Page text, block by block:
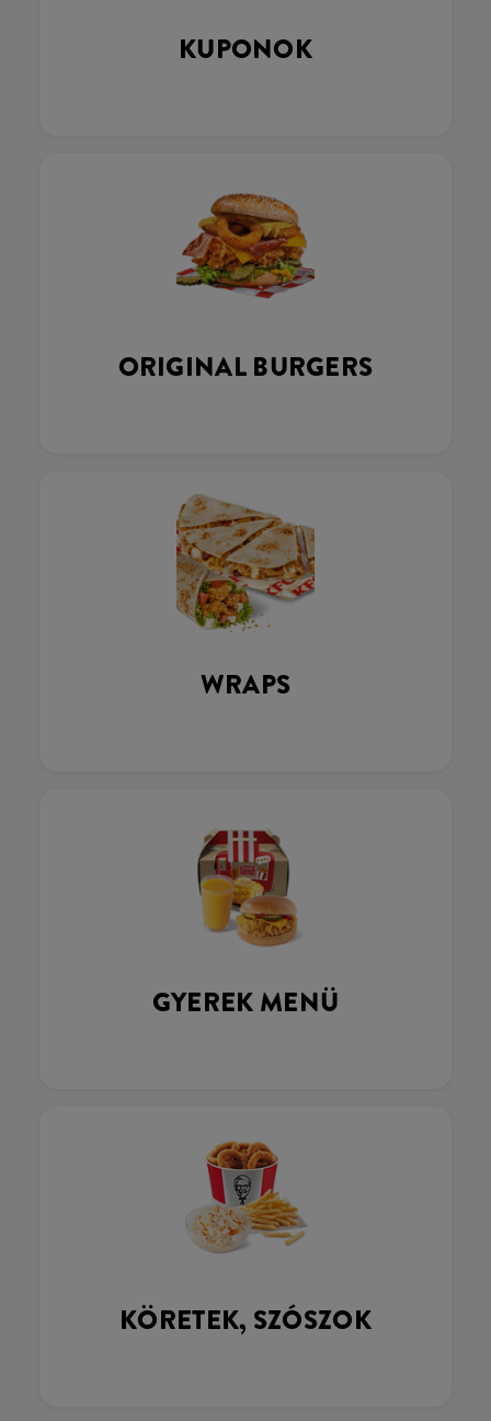
KUPONOK
ORIGINAL BURGERS
WRAPS
GYEREK MENÜ
KÖRETEK, SZÓSZOK